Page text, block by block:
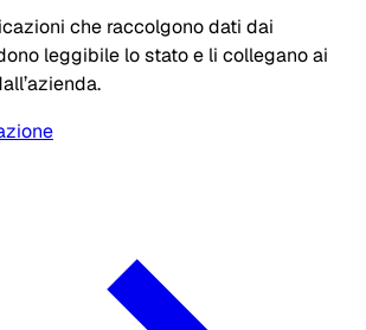
che raccolgono dati dai
leggibile lo stato e li collegano ai